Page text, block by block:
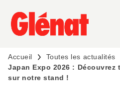
MENU RECHERCHE
PIED DE PAGE
Accueil
Toutes les actualités
Japan Expo 2026 :
sur notre stand !